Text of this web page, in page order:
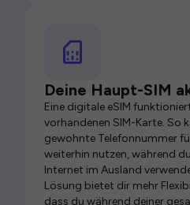
Deine Haupt-SIM
Eine digitale eSIM
vorhandenen SIM-Karte. So
gewohnte Telefonnummer
weiterhin nutzen, während
Internet im Ausland
Lösung bietet dir mehr
dass du während deiner